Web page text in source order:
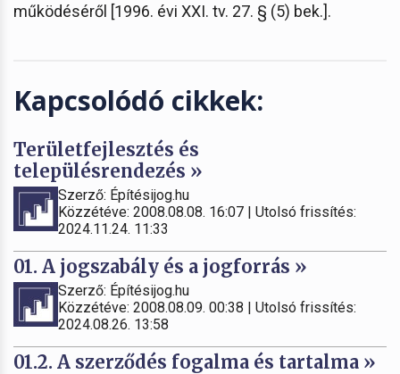
működéséről [1996. évi XXI. tv. 27. § (5) bek.].
Kapcsolódó cikkek:
Területfejlesztés és
településrendezés »
Szerző: Építésijog.hu
Közzétéve: 2008.08.08. 16:07 | Utolsó frissítés:
2024.11.24. 11:33
01. A jogszabály és a jogforrás »
Szerző: Építésijog.hu
Közzétéve: 2008.08.09. 00:38 | Utolsó frissítés:
2024.08.26. 13:58
01.2. A szerződés fogalma és tartalma »